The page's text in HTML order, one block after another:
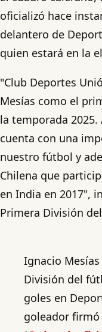
oficializó hace
delantero de
quien estará en la
"Club Deportes
Mesías como el
la temporada 2025.
cuenta con una
nuestro fútbol y
Chilena que
en India en 2017",
Primera División
Ignacio
División del
goles en
goleador firmó